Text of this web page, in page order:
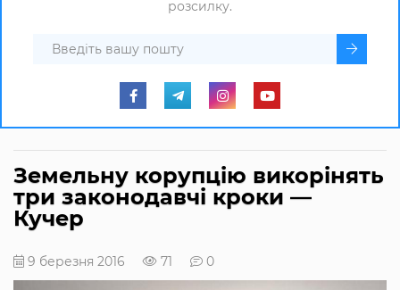
розсилку.
Земельну корупцію викорінять
три законодавчі кроки —
Кучер
9 березня 2016 71 0